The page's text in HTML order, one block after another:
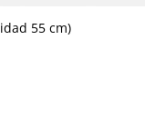
55 cm)